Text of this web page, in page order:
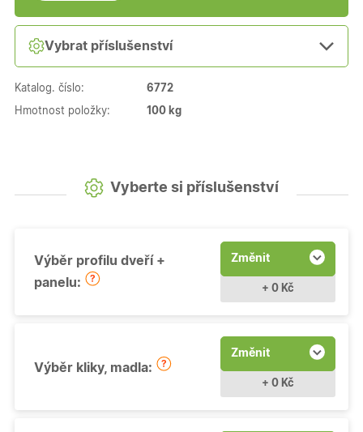
Vybrat příslušenství
Katalog. číslo: 6772
Hmotnost položky: 100 kg
Vyberte si příslušenství
Výběr profilu dveří +
panelu:
Změnit
+ 0 Kč
Výběr kliky, madla:
Změnit
+ 0 Kč